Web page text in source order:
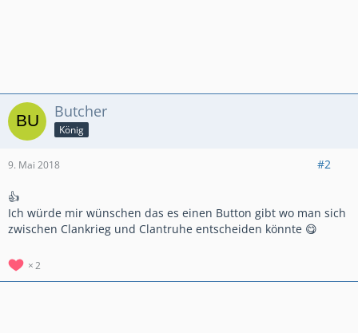
Butcher
König
9. Mai 2018 #2
👍
Ich würde mir wünschen das es einen Button gibt wo man sich
zwischen Clankrieg und Clantruhe entscheiden könnte 😋
2